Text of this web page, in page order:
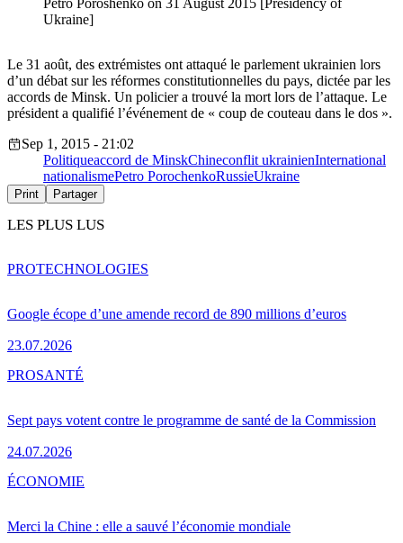
Petro Poroshenko on 31 August 2015 [Presidency of
Ukraine]
Le 31 août, des extrémistes ont attaqué le parlement ukrainien lors
d’un débat sur les réformes constitutionnelles du pays, dictée par les
accords de Minsk. Un policier a trouvé la mort lors de l’attaque. Le
président a qualifié l’événement de « coup de couteau dans le dos ».
Sep 1, 2015 - 21:02
Politiqueaccord de MinskChineconflit ukrainienInternational
nationalismePetro PorochenkoRussieUkraine
Print Partager
LES PLUS LUS
Google écope d’une amende record de 890 millions d’euros
23.07.2026
PROTECHNOLOGIES
Sept pays votent contre le programme de santé de la Commission
24.07.2026
PROSANTÉ
Merci la Chine : elle a sauvé l’économie mondiale
ÉCONOMIE